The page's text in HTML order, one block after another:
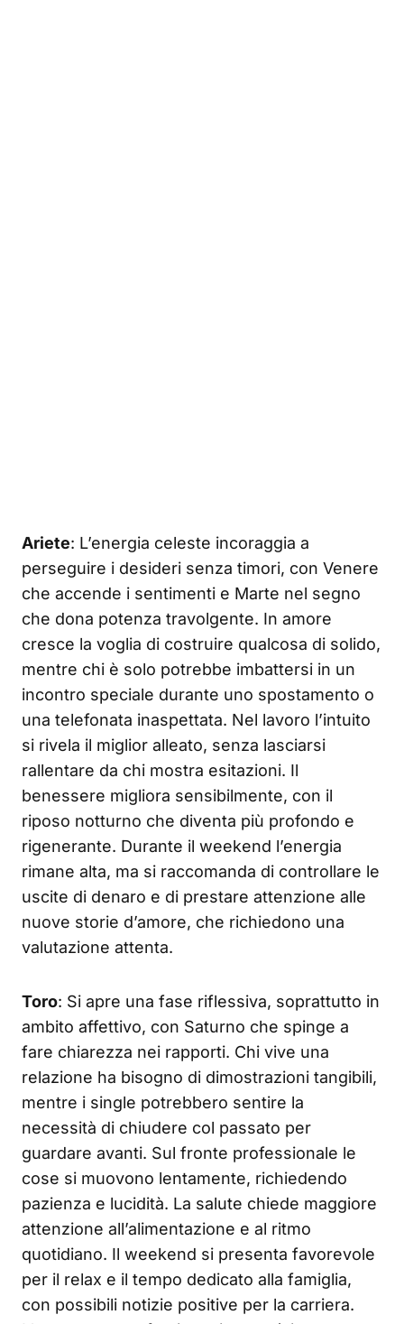
Ariete: L’energia celeste incoraggia a
perseguire i desideri senza timori, con Venere
che accende i sentimenti e Marte nel segno
che dona potenza travolgente. In amore
cresce la voglia di costruire qualcosa di solido,
mentre chi è solo potrebbe imbattersi in un
incontro speciale durante uno spostamento o
una telefonata inaspettata. Nel lavoro l’intuito
si rivela il miglior alleato, senza lasciarsi
rallentare da chi mostra esitazioni. Il
benessere migliora sensibilmente, con il
riposo notturno che diventa più profondo e
rigenerante. Durante il weekend l’energia
rimane alta, ma si raccomanda di controllare le
uscite di denaro e di prestare attenzione alle
nuove storie d’amore, che richiedono una
valutazione attenta.
Toro: Si apre una fase riflessiva, soprattutto in
ambito affettivo, con Saturno che spinge a
fare chiarezza nei rapporti. Chi vive una
relazione ha bisogno di dimostrazioni tangibili,
mentre i single potrebbero sentire la
necessità di chiudere col passato per
guardare avanti. Sul fronte professionale le
cose si muovono lentamente, richiedendo
pazienza e lucidità. La salute chiede maggiore
attenzione all’alimentazione e al ritmo
quotidiano. Il weekend si presenta favorevole
per il relax e il tempo dedicato alla famiglia,
con possibili notizie positive per la carriera.